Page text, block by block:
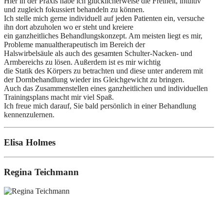
und zugleich fokussiert behandeln zu können.
Ich stelle mich gerne individuell auf jeden Patienten ein, versuche
ihn dort abzuholen wo er steht und kreiere
ein ganzheitliches Behandlungskonzept. Am meisten liegt es mir,
Probleme manualtherapeutisch im Bereich der
Halswirbelsäule als auch des gesamten Schulter-Nacken- und
Armbereichs zu lösen. Außerdem ist es mir wichtig
die Statik des Körpers zu betrachten und diese unter anderem mit
der Dornbehandlung wieder ins Gleichgewicht zu bringen.
Auch das Zusammenstellen eines ganzheitlichen und individuellen
Trainingsplans macht mir viel Spaß.
Ich freue mich darauf, Sie bald persönlich in einer Behandlung
kennenzulernen.
Elisa Holmes
Regina Teichmann